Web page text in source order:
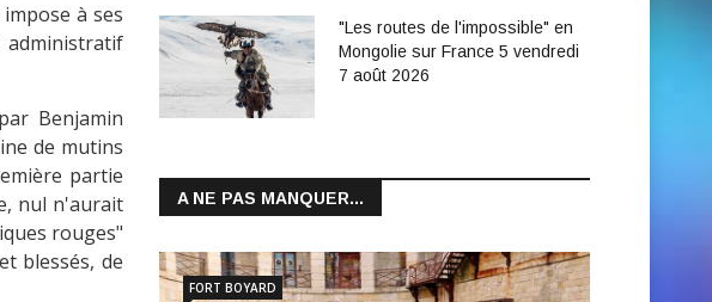
à ses
Benjamin
de mutins
partie
nul n'aurait
rouges"
blessés, de
"Les routes de l'impossible" en
Mongolie sur France 5 vendredi
7 août 2026
A NE PAS MANQUER...
FORT BOYARD